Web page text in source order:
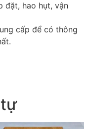
đặt, hao hụt, vận
cấp để có thông